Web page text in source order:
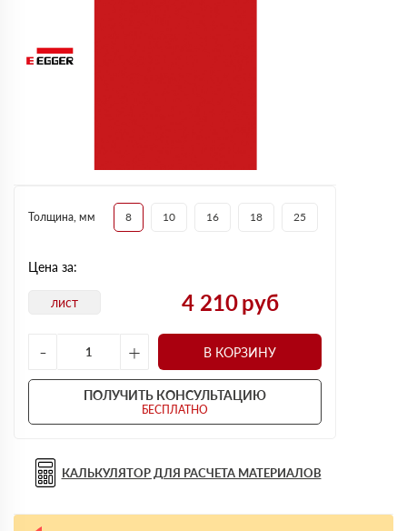
Толщина, мм 8 10 16 18 25
Цена за:
лист 4 210руб
-
+ В КОРЗИНУ
ПОЛУЧИТЬ КОНСУЛЬТАЦИЮ
БЕСПЛАТНО
КАЛЬКУЛЯТОР ДЛЯ РАСЧЕТА МАТЕРИАЛОВ